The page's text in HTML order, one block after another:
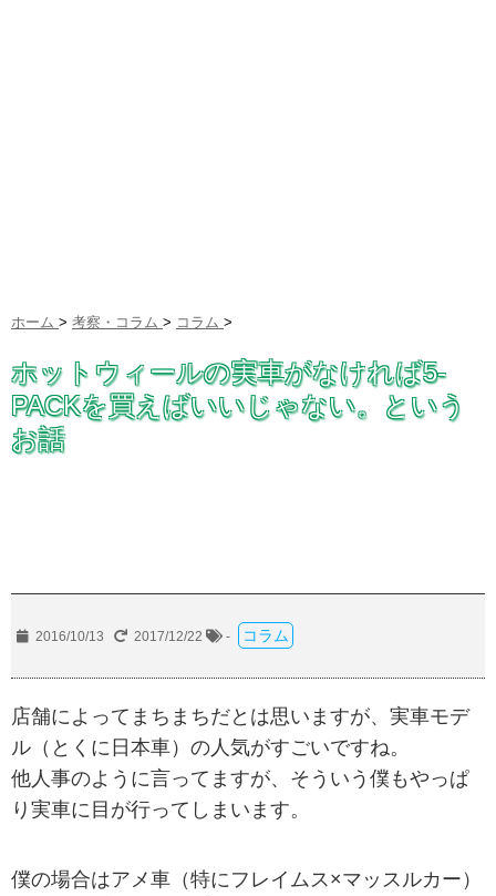
ホーム > 考察・コラム > コラム >
ホットウィールの実車がなければ5-
PACKを買えばいいじゃない。という
お話
2016/10/13 2017/12/22 - コラム
店舗によってまちまちだとは思いますが、実車モデ
ル（とくに日本車）の人気がすごいですね。
他人事のように言ってますが、そういう僕もやっぱ
り実車に目が行ってしまいます。
僕の場合はアメ車（特にフレイムス×マッスルカー）